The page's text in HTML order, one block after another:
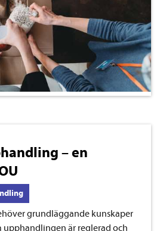
– en
grundläggande kunskaper
är reglerad och